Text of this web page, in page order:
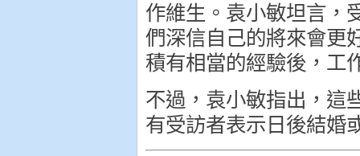
作維生。袁小敏坦言，
們深信自己的將來會更
積有相當的經驗後，工
不過，袁小敏指出，這
有受訪者表示日後結婚